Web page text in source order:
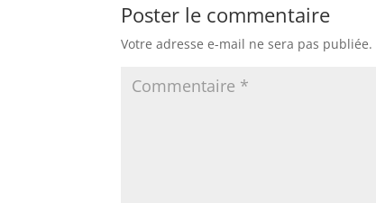
Poster le commentaire
Votre adresse e-mail ne sera pas publiée.